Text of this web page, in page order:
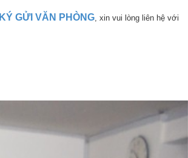
KÝ GỬI VĂN PHÒNG, xin vui lòng liên hệ với